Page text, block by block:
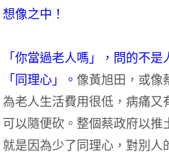
想像之中！
「你當過老人嗎」，問的不
「同理心」。像黃旭田，或像
為老人生活費用很低，病痛又
可以隨便砍。整個蔡政府以推
就是因為少了同理心，對別人